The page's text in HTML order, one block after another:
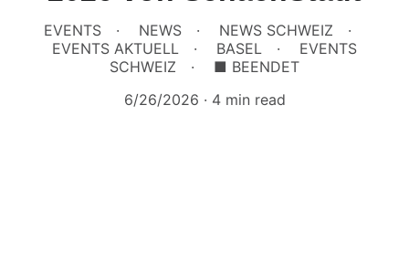
EVENTS NEWS
NEWS SCHWEIZ
EVENTS AKTUELL
BASEL
EVENTS
SCHWEIZ
■ BEENDET
6/26/2026
4 min read